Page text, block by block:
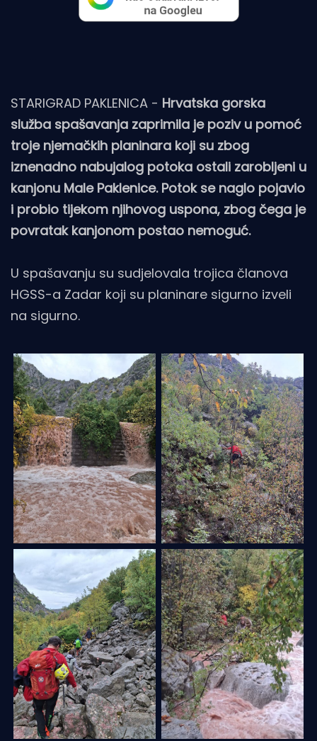
STARIGRAD PAKLENICA - Hrvatska gorska
služba spašavanja zaprimila je poziv u pomoć
troje njemačkih planinara koji su zbog
iznenadno nabujalog potoka ostali zarobljeni u
kanjonu Male Paklenice. Potok se naglo pojavio
i probio tijekom njihovog uspona, zbog čega je
povratak kanjonom postao nemoguć.
U spašavanju su sudjelovala trojica članova
HGSS-a Zadar koji su planinare sigurno izveli
na sigurno.